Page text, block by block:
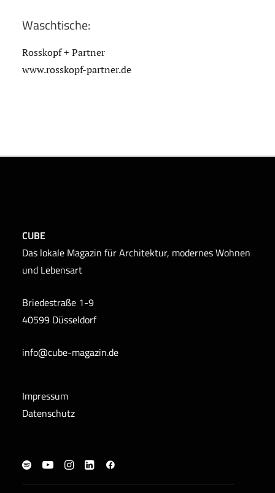
Waschtische:
Rosskopf + Partner
www.rosskopf-partner.de
CUBE
Das lokale Magazin für Architektur, modernes Wohnen
und Lebensart
Briedestraße 1-9
40599 Düsseldorf
info@cube-magazin.de
Impressum
Datenschutz